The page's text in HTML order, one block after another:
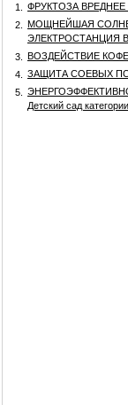
1.
ФРУКТОЗА ВРЕДНЕЕ
2.
МОЩНЕЙШАЯ
ЭЛЕКТРОСТАНЦИЯ
3.
ВОЗДЕЙСТВИЕ
4.
ЗАЩИТА СОЕВЫХ
5.
Детский сад